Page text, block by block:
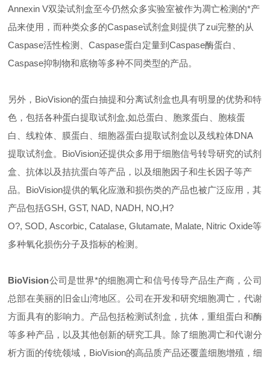
Annexin V双染试剂盒至今仍然众多实验室被作为凋亡检测的*产
品来使用，而种类众多的Caspase试剂盒则提供了zui完整的从
Caspase活性检测、Caspase蛋白定量到Caspase酶蛋白、
Caspase抑制物和底物等多种不同类型的产品。
另外，BioVision的蛋白抽提和分离试剂盒也具有明显的优势和特
色，包括各种蛋白提取试剂盒,如总蛋白、胞浆蛋白、胞核蛋
白、线粒体、膜蛋白、细胞器蛋白提取试剂盒以及线粒体DNA
提取试剂盒。BioVision还提供众多用于细胞信号转导研究的试剂
盒、抗体以及拮抗蛋白等产品，以及细胞因子和生长因子等产
品。BioVision提供的氧化应激和损伤类的产品也被广泛应用，其
产品包括GSH, GST, NAD, NADH, NO,H?
O?, SOD, Ascorbic, Catalase, Glutamate, Malate, Nitric Oxide等
多种氧化损伤分子及指标的检测。
BioVision公司是世界*的细胞凋亡和信号传导产品生产商，公司
总部在美丽的旧金山湾地区。公司在开发和研究细胞凋亡，代谢
方面具有的影响力。产品包括检测试剂盒，抗体，重组蛋白和酶
等多种产品，以及其他创新的研究工具。除了细胞凋亡和代谢分
析方面的传统领域，BioVision的高品质产品还覆盖细胞增殖，细